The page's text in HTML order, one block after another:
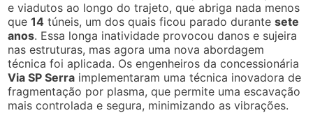
e viadutos ao longo do trajeto, que abriga nada menos
que14 túneis, um dos quais ficou parado durantesete
anos. Essa longa inatividade provocou danos e sujeira
nas estruturas, mas agora uma nova abordagem
técnica foi aplicada. Os engenheiros da concessionária
Via SP Serra implementaram uma técnica inovadora de
fragmentação por plasma, que permite uma escavação
mais controlada e segura, minimizando as vibrações.